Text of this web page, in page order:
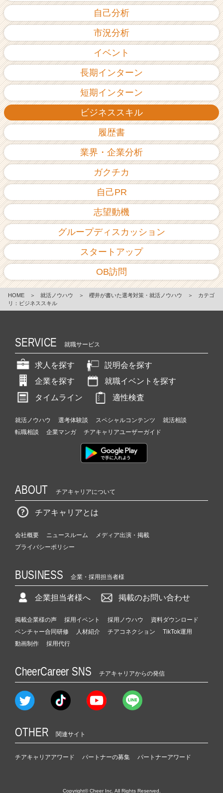
e
r）
自己分析
市況分析
イベント
長期インターン
短期インターン
ビジネススキル
履歴書
業界・企業分析
ガクチカ
自己PR
志望動機
グループディスカッション
スタートアップ
OB訪問
HOME ＞ 就活ノウハウ ＞ 櫻井が書いた選考対策・就活ノウハウ ＞
カテゴ
リ：ビジネススキル
SERVICE 就職サービス
求人を探す
説明会を探す
企業を探す
就職イベントを探す
タイムライン
適性検査
就活ノウハウ 選考体験談 スペシャルコンテンツ
就活相談
転職相談
企業マンガ チアキャリアユーザーガイド
ABOUT チアキャリアについて
チアキャリアとは
会社概要 ニュースルーム
メディア出演・掲載
プライバシーポリシー
BUSINESS 企業・採用担当者様
企業担当者様へ 掲載のお問い合わせ
掲載企業様の声 採用イベント 採用ノウハウ
資料ダウンロード
ベンチャー合同研修
人材紹介 チアコネクション
TikTok運用
動画制作
採用代行
CheerCareer SNS チアキャリアからの発信
OTHER 関連サイト
チアキャリアアワード パートナーの募集 パートナーアワード
Copyright© Cheer Inc. All Rights Reserved.